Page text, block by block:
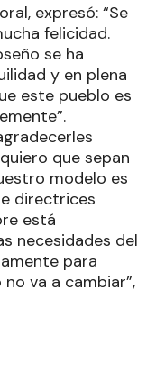
expresó: “Se
felicidad.
se ha
y en plena
este pueblo es
que sepan
modelo es
directrices
está
necesidades del
para
va a cambiar”,